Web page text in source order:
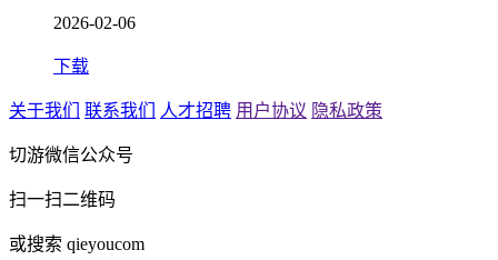
2026-02-06
下载
关于我们 联系我们 人才招聘 用户协议 隐私政策
切游微信公众号
扫一扫二维码
或搜索 qieyoucom